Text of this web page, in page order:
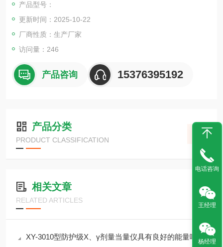
产品型号：
更新时间：2025-10-22
厂商性质：生产厂家
访问量：246
产品咨询 15376395192
产品分类
PRODUCT CLASSIFICATION
相关文章
RELATED ARTICLES
XY-3010型防护级X、γ剂量当量仪具有良好的能量响应特性
电话咨询
王经理
杨经理